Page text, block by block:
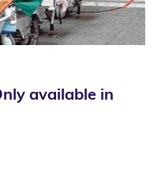
available in